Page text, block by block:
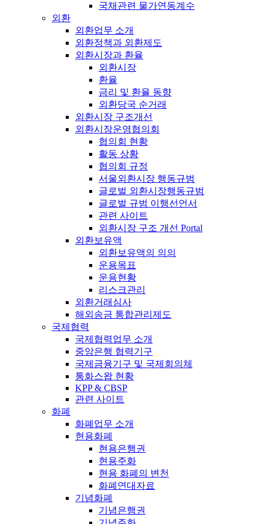
국채관련 물가연동계수
외환
외환업무 소개
외환정책과 외환제도
외환시장과 환율
외환시장
환율
금리 및 환율 동향
외환당국 순거래
외환시장 구조개선
외환시장운영협의회
협의회 현황
활동 상황
협의회 규정
서울외환시장 행동규범
글로벌 외환시장행동규범
글로벌 규범 이행선언서
관련 사이트
외환시장 구조 개선 Portal
외환보유액
외환보유액의 의의
운용목표
운용현황
리스크관리
외환거래심사
해외송금 통합관리제도
국제협력
국제협력업무 소개
중앙은행 협력기구
국제금융기구 및 국제회의체
통화스왑 현황
KPP & CBSP
관련 사이트
화폐
화폐업무 소개
현용화폐
현용은행권
현용주화
현용 화폐의 변천
화폐연대자료
기념화폐
기념은행권